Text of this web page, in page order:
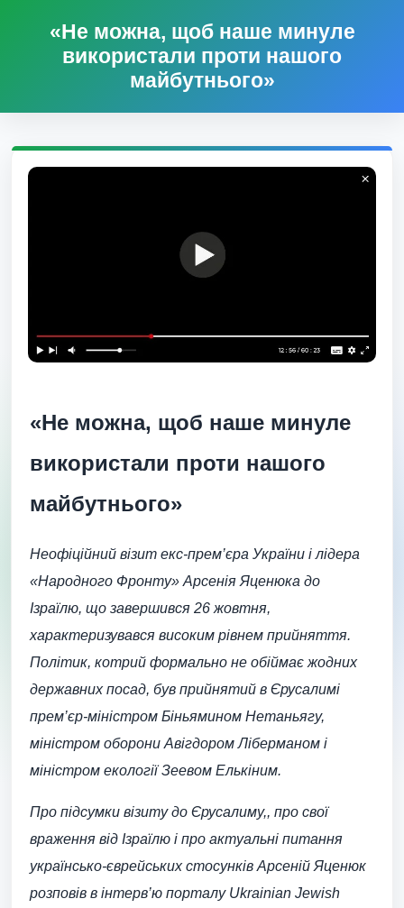
«Не можна, щоб наше минуле
використали проти нашого
майбутнього»
«Не можна, щоб наше минуле
використали проти нашого
майбутнього»
Неофіційний візит екс-прем’єра України і лідера
«Народного Фронту» Арсенія Яценюка до
Ізраїлю, що завершився 26 жовтня,
характеризувався високим рівнем прийняття.
Політик, котрий формально не обіймає жодних
державних посад, був прийнятий в Єрусалимі
прем’єр-міністром Біньямином Нетаньягу,
міністром оборони Авігдором Ліберманом і
міністром екології Зеевом Елькіним.
Про підсумки візиту до Єрусалиму,, про свої
враження від Ізраїлю і про актуальні питання
українсько-єврейських стосунків Арсеній Яценюк
розповів в інтерв’ю порталу Ukrainian Jewish